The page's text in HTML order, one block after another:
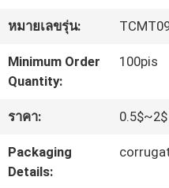
กับ
เรา
ทัวร์
โรงงาน
หมายเลขรุ่น:
Minimum Order
Quantity:
100pis
ราคา: 0.5$~2$
Packaging
Details: